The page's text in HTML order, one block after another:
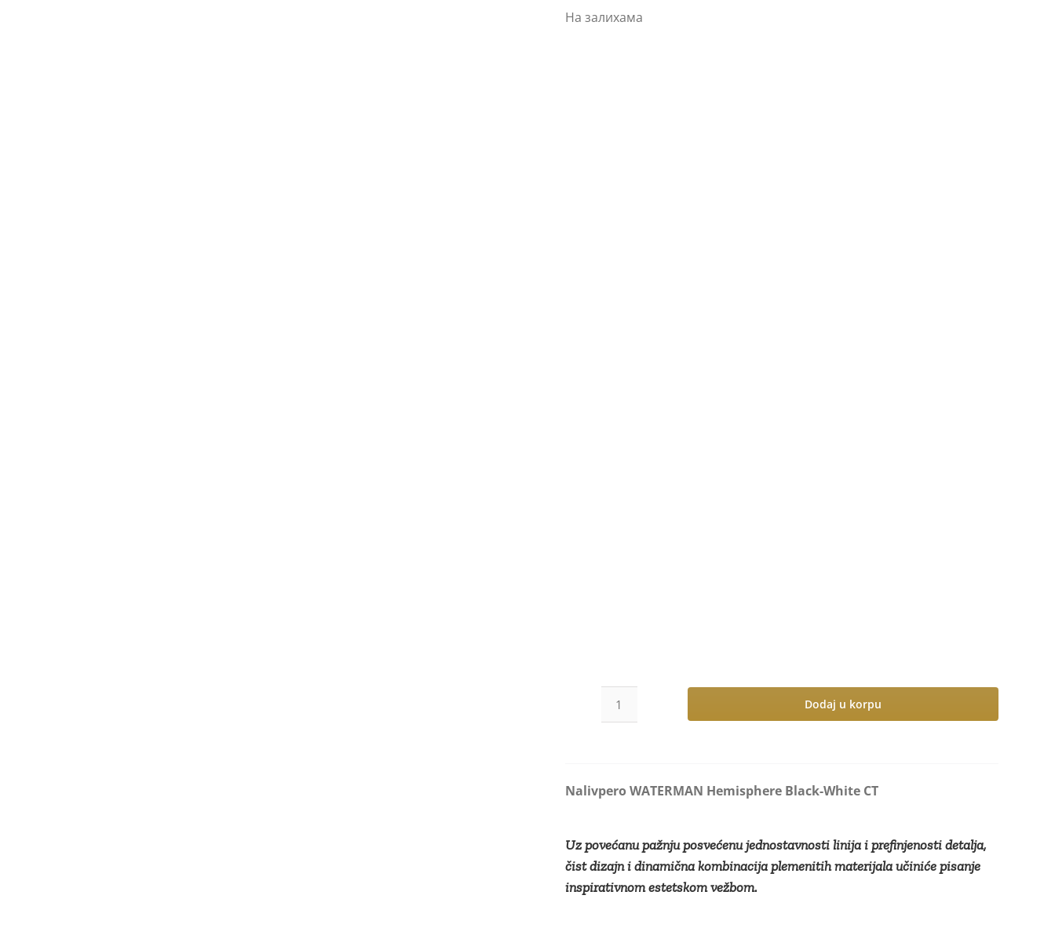
На залихама
Nalivpero
White
количина
Dodaj u korpu
Nalivpero WATERMAN Hemisphere Black-White CT
Uz povećanu pažnju posvećenu jednostavnosti linija i prefinjenosti detalja,
čist dizajn i dinamična kombinacija plemenitih materijala učiniće pisanje
inspirativnom estetskom vežbom.